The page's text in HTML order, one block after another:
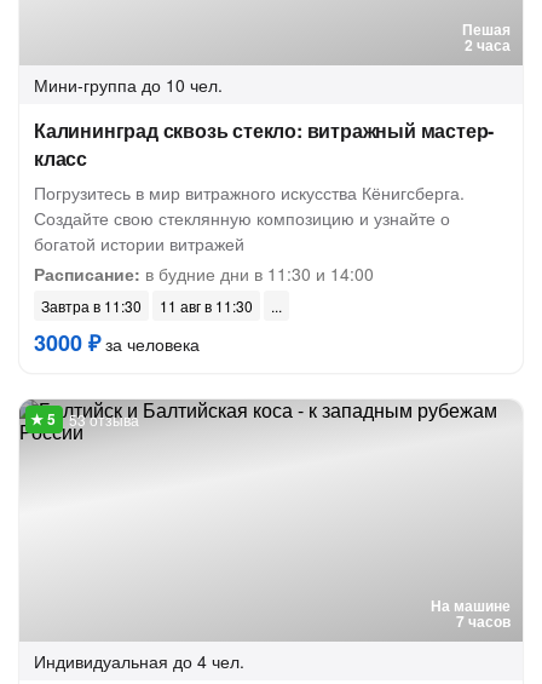
Пешая
2 часа
Мини-группа до 10 чел.
Калининград сквозь стекло: витражный мастер-
класс
Погрузитесь в мир витражного искусства Кёнигсберга.
Создайте свою стеклянную композицию и узнайте о
богатой истории витражей
Расписание: в будние дни в 11:30 и 14:00
Завтра в 11:30 11 авг в 11:30
3000 ₽за человека
На машине
7 часов
53 отзыва
Индивидуальная до 4 чел.